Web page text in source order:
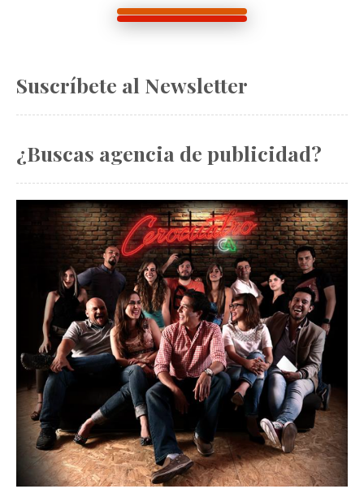
Suscríbete al Newsletter
¿Buscas agencia de publicidad?